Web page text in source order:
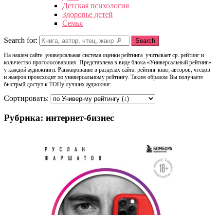
Детская психология
Здоровье детей
Семья
Search for: Search
На нашем сайте универсальная система оценки рейтинга учитывает ср. рейтинг и
количество проголосовавших. Представлена в виде блока «Универсальный рейтинг»
у каждой аудиокниги. Ранжирование в разделах сайта: рейтинг книг, авторов, чтецов
и жанров происходит по универсальному рейтингу. Таким образом Вы получаете
быстрый доступ к ТОПу лучших аудиокниг.
Сортировать:
Рубрика: интернет-бизнес